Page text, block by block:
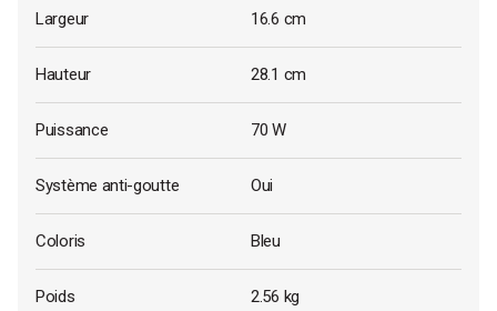
Largeur 16.6 cm
Hauteur 28.1 cm
Puissance 70 W
Système anti-goutte Oui
Coloris Bleu
Poids 2.56 kg